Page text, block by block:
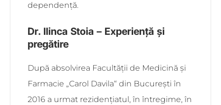
dependență.
Dr. Ilinca Stoia – Experiență și
pregătire
După absolvirea Facultății de Medicină și
Farmacie „Carol Davila“ din București în
2016 a urmat rezidențiatul, în întregime, în